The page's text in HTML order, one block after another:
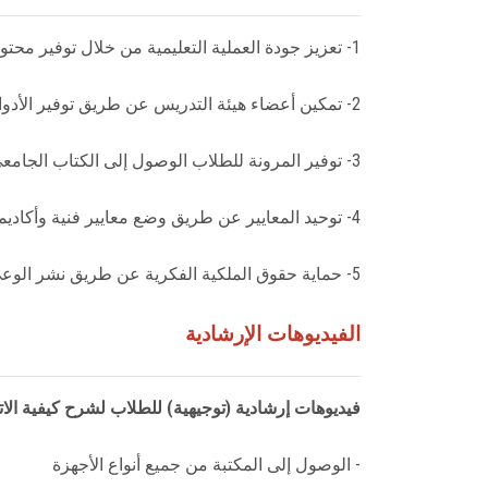
1- تعزيز جودة العملية التعليمية من خلال توفير محتوى تفاعلي يلبي مختلف أساليب التعلم.
2- تمكين أعضاء هيئة التدريس عن طريق توفير الأدوات اللازمة لهم لتأليف وتطوير محتوى الكتاب الجامعي التفاعلي بشكل إبداعي.
3- توفير المرونة للطلاب الوصول إلى الكتاب الجامعي في أي وقت ومن أي مكان، عبر مختلف الأجهزة، مع إمكانية التصفح في الكتاب دون اتصال بالإنترنت.
4- توحيد المعايير عن طريق وضع معايير فنية وأكاديمية للكتب الإلكترونية لضمان الجودة.
5- حماية حقوق الملكية الفكرية عن طريق نشر الوعي حول حقوق المؤلفين وحماية المصنفات الأكاديمية.
الفيديوهات الإرشادية
فيديوهات إرشادية (توجيهية) للطلاب لشرح كيفية
- الوصول إلى المكتبة من جميع أنواع الأجهزة